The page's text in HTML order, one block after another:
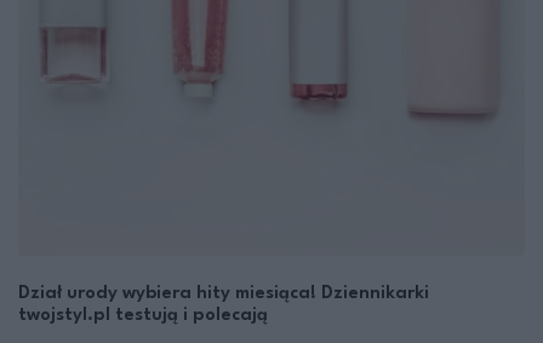
Dział urody wybiera hity miesiąca! Dziennikarki
twojstyl.pl testują i polecają